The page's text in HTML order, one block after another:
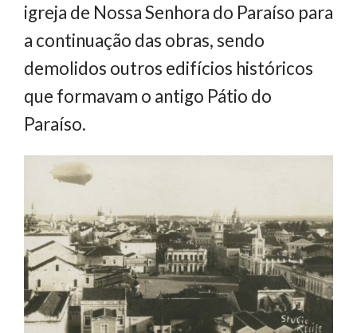
igreja de Nossa Senhora do Paraíso para
a continuação das obras, sendo
demolidos outros edifícios históricos
que formavam o antigo Pátio do
Paraíso.